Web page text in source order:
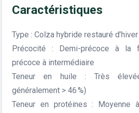
Caractéristiques
Type : Colza hybride restauré d’hiver
Précocité : Demi-précoce à la
précoce à intermédiaire
Teneur en huile : Très
généralement > 46 %)
Teneur en protéines : Moyenne